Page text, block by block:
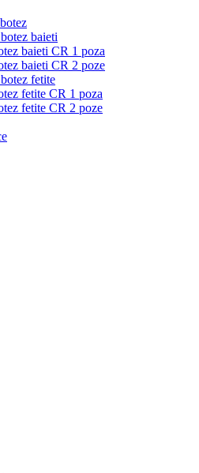
baieti
baieti CR 1 poza
baieti CR 2 poze
fetite
fetite CR 1 poza
fetite CR 2 poze